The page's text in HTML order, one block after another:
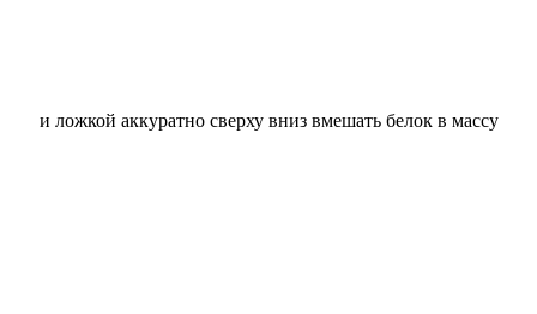
и ложкой аккуратно сверху вниз вмешать белок в массу